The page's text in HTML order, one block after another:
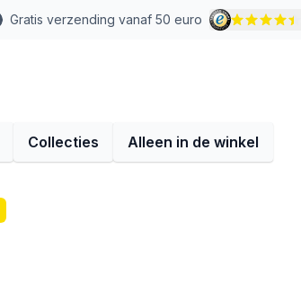
Gratis verzending vanaf 50 euro
Collecties Alleen in de winkel